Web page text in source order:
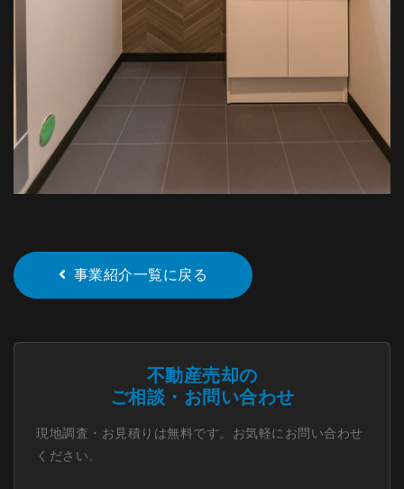
事業紹介一覧に戻る
不動産売却の
ご相談・お問い合わせ
現地調査・お見積りは無料です。お気軽にお問い合わせ
ください。